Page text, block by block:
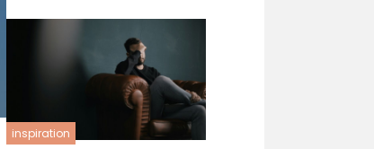
trengs mer enn noen
inspiration